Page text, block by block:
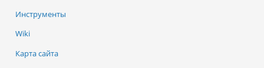
Инструменты
Wiki
Карта сайта